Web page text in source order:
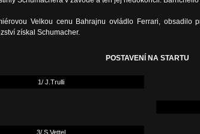
Velkou cenu Bahrajnu ovládlo Ferrari, obsadilo
získal Schumacher.
POSTAVENÍ NA STARTU
1/ J.Trulli
3/ S.Vettel